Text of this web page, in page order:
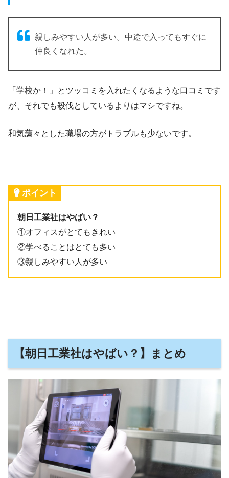
親しみやすい人が多い。中途で入ってもすぐに
仲良くなれた。
「学校か！」とツッコミを入れたくなるような口コミです
が、それでも殺伐としているよりはマシですね。
和気藹々とした職場の方がトラブルも少ないです。
ポイント
朝日工業社はやばい？
①オフィスがとてもきれい
②学べることはとても多い
③親しみやすい人が多い
【朝日工業社はやばい？】まとめ